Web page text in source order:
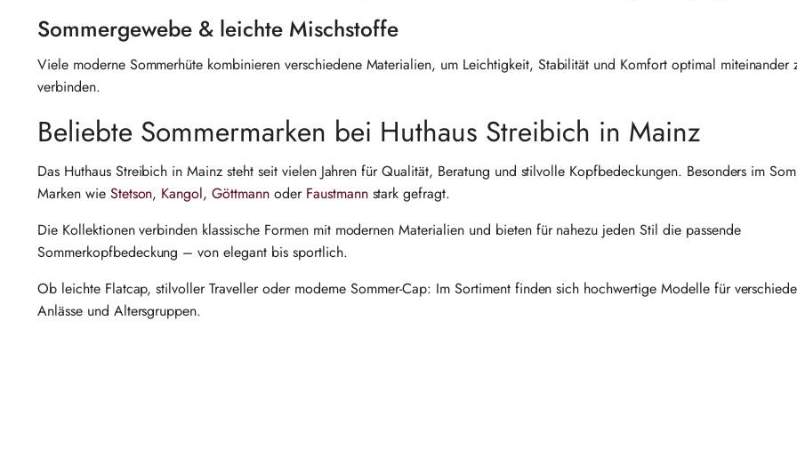
Sommergewebe & leichte Mischstoffe
Viele moderne Sommerhüte kombinieren verschiedene Materialien, um Leichtigkeit, Stabilität und Komfort optimal miteinander
verbinden.
Beliebte Sommermarken bei Huthaus Streibich in Mainz
Das Huthaus Streibich in Mainz steht seit vielen Jahren für Qualität, Beratung und stilvolle Kopfbedeckungen. Besonders im
Marken wie Stetson, Kangol,Göttmannoder Faustmannstark gefragt.
Die Kollektionen verbinden klassische Formen mit modernen Materialien und bieten für nahezu jeden Stil die passende
Sommerkopfbedeckung – von elegant bis sportlich.
Ob leichte Flatcap, stilvoller Traveller oder moderne Sommer-Cap: Im Sortiment finden sich hochwertige Modelle für
Anlässe und Altersgruppen.